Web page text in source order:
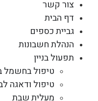
צור קשר
דף הבית
גביית כספים
הנהלת חשבונות
תפעול בניין
טיפול בחשמל
טיפול ודאגה
מעלית שבת